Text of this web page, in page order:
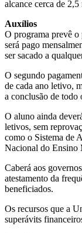
alcance cerca de
Auxílios
O programa prevê
será pago
ser sacado a
O segundo
de cada ano letivo,
a conclusão de todo
O aluno ainda
letivos, sem
como o Sistema de
Nacional do Ensino
Caberá aos
atestamento da
beneficiados.
Os recursos que a
superávits